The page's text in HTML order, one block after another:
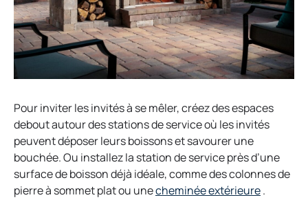
Pour inviter les invités à se mêler, créez des espaces
debout autour des stations de service où les invités
peuvent déposer leurs boissons et savourer une
bouchée. Ou installez la station de service près d’une
surface de boisson déjà idéale, comme des colonnes de
pierre à sommet plat ou unecheminée extérieureo.